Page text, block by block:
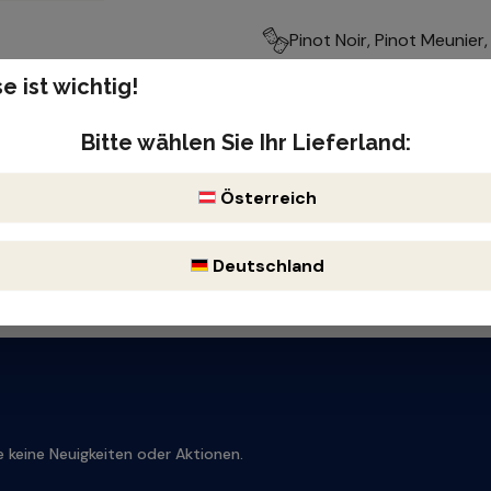
Pinot Noir, Pinot
Enthält Sulfite
Neuigkeiten oder Aktionen.
ist wichtig!
Bitte wählen Sie Ihr Lieferland:
Österreich
Deutschland